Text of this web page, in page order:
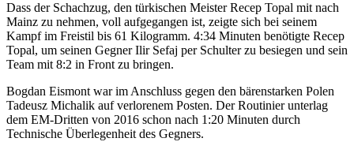
Dass der Schachzug, den türkischen Meister Recep Topal mit nach
Mainz zu nehmen, voll aufgegangen ist, zeigte sich bei seinem
Kampf im Freistil bis 61 Kilogramm. 4:34 Minuten benötigte Recep
Topal, um seinen Gegner Ilir Sefaj per Schulter zu besiegen und sein
Team mit 8:2 in Front zu bringen.
Bogdan Eismont war im Anschluss gegen den bärenstarken Polen
Tadeusz Michalik auf verlorenem Posten. Der Routinier unterlag
dem EM-Dritten von 2016 schon nach 1:20 Minuten durch
Technische Überlegenheit des Gegners.